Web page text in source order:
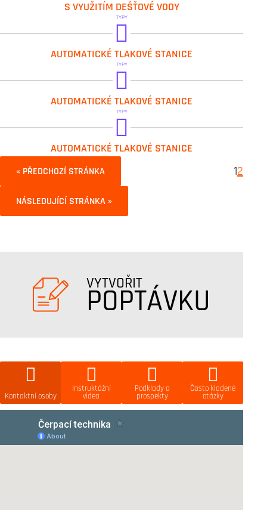
S VYUŽITÍM DEŠŤOVÉ VODY
TYPY
DAB.3 KVC
AUTOMATICKÉ TLAKOVÉ STANICE
TYPY
AUTOMATICKÉ TLAKOVÉ STANICE
TYPY
DAB.3 NKV
AUTOMATICKÉ TLAKOVÉ STANICE
« PŘEDCHOZÍ STRÁNKA 12
NÁSLEDUJÍCÍ STRÁNKA »
VYTVOŘIT
POPTÁVKU
Kontaktní osoby
Instruktážní
videa
Podklady a
prospekty
Často kladené
otázky